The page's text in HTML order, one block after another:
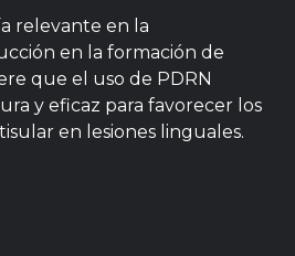
relevante en la
en la formación de
que el uso de PDRN
y eficaz para favorecer los
en lesiones linguales.